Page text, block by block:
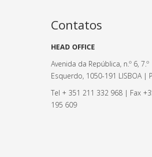
Contatos
HEAD OFFICE
Avenida da República, n.º 6, 7.º
Esquerdo, 1050-191 LISBOA |
Tel + 351 211 332 968 | Fax
195 609